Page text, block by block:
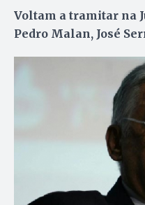
Voltam a tramitar na
Pedro Malan, José